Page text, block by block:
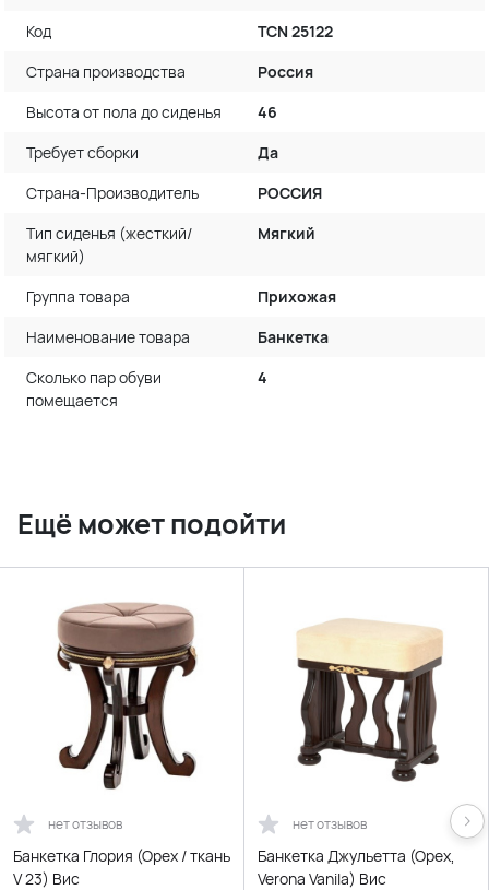
Код
TCN 25122
Страна производства
Россия
Высота от пола до сиденья
46
Требует сборки
Да
Страна-Производитель
РОССИЯ
Тип сиденья (жесткий/
мягкий)
Мягкий
Группа товара
Прихожая
Наименование товара
Банкетка
Сколько пар обуви
помещается
4
Ещё может подойти
нет отзывов
Банкетка Глория (Орех / ткань
V 23) Вис
нет отзывов
Банкетка Джульетта (Орех,
Verona Vanila) Вис